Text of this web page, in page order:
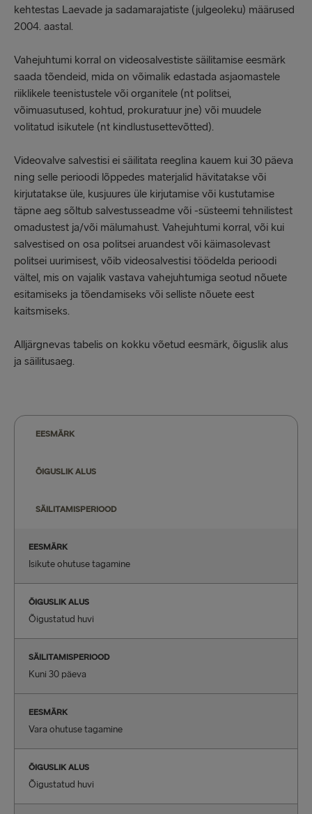
kehtestas Laevade ja sadamarajatiste (julgeoleku) määrused
2004. aastal.
Vahejuhtumi korral on videosalvestiste säilitamise eesmärk
saada tõendeid, mida on võimalik edastada asjaomastele
riiklikele teenistustele või organitele (nt politsei,
võimuasutused, kohtud, prokuratuur jne) või muudele
volitatud isikutele (nt kindlustusettevõtted).
Videovalve salvestisi ei säilitata reeglina kauem kui 30 päeva
ning selle perioodi lõppedes materjalid hävitatakse või
kirjutatakse üle, kusjuures üle kirjutamise või kustutamise
täpne aeg sõltub salvestusseadme või -süsteemi tehnilistest
omadustest ja/või mälumahust. Vahejuhtumi korral, või kui
salvestised on osa politsei aruandest või käimasolevast
politsei uurimisest, võib videosalvestisi töödelda perioodi
vältel, mis on vajalik vastava vahejuhtumiga seotud nõuete
esitamiseks ja tõendamiseks või selliste nõuete eest
kaitsmiseks.
Alljärgnevas tabelis on kokku võetud eesmärk, õiguslik alus
ja säilitusaeg.
EESMÄRK
ÕIGUSLIK ALUS
SÄILITAMISPERIOOD
EESMÄRK
Isikute ohutuse tagamine
ÕIGUSLIK ALUS
Õigustatud huvi
SÄILITAMISPERIOOD
Kuni 30 päeva
EESMÄRK
Vara ohutuse tagamine
ÕIGUSLIK ALUS
Õigustatud huvi